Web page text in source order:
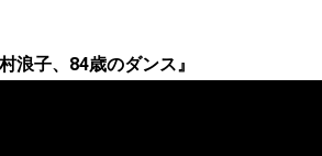
浪子、84歳のダンス』